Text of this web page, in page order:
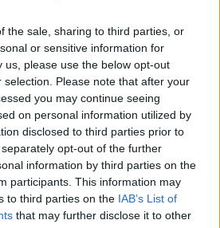
the sale, sharing to third parties, or
or sensitive information for
us, please use the below opt-out
Please note that after your
you may continue seeing
on personal information utilized by
disclosed to third parties prior to
opt-out of the further
information by third parties on the
participants. This information may
to third parties on the IAB’s List of
that may further disclose it to other
įrašai
00:00:30
Vilniaus r.: dviejų moterų ir
nepavyko
00:00:57